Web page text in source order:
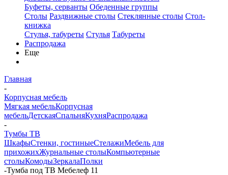
Буфеты, серванты Обеденные группы
Столы Раздвижные столы Стеклянные столы Стол-
книжка
Стулья, табуреты Стулья Табуреты
Распродажа
Еще
Главная
-
Корпусная мебель
Мягкая мебельКорпусная
мебельДетскаяСпальняКухняРаспродажа
-
Тумбы ТВ
ШкафыСтенки, гостиныеСтелажиМебель для
прихожихЖурнальные столыКомпьютерные
столыКомодыЗеркалаПолки
-Тумба под ТВ Мебелеф 11